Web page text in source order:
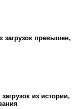
загрузок превышен,
из истории,